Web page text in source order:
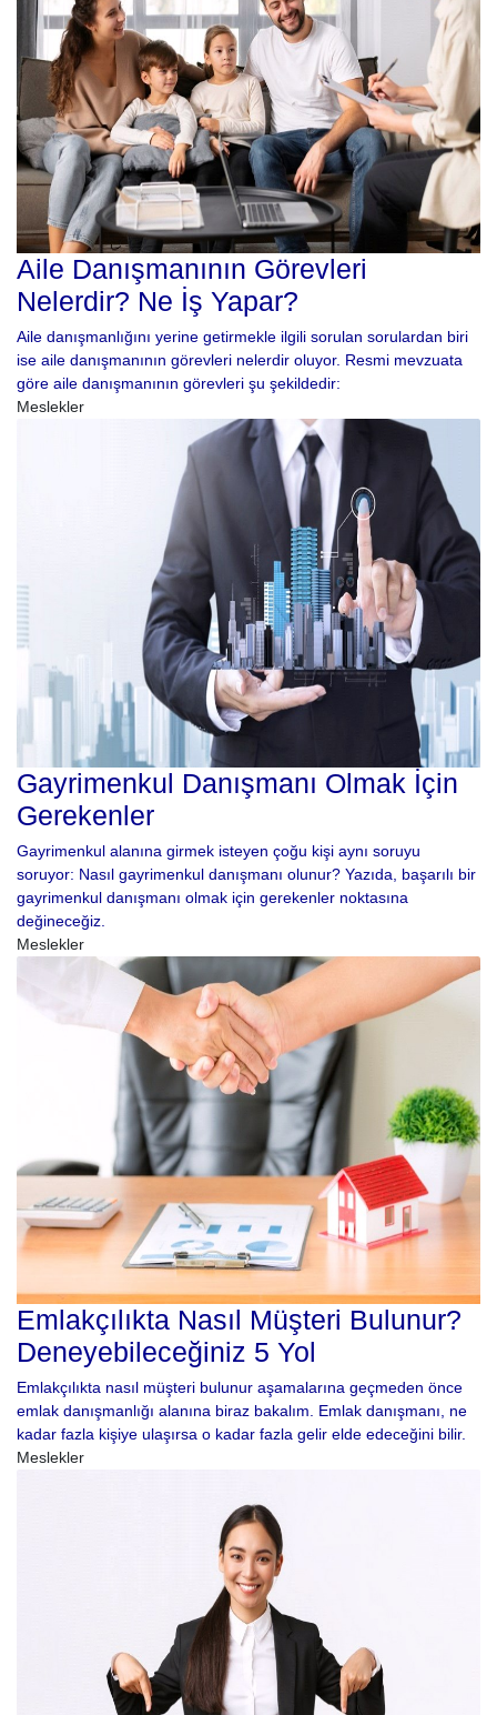
Aile Danışmanının Görevleri
Nelerdir? Ne İş Yapar?
Aile danışmanlığını yerine getirmekle ilgili sorulan sorulardan biri
ise aile danışmanının görevleri nelerdir oluyor. Resmi mevzuata
göre aile danışmanının görevleri şu şekildedir:
Meslekler
Gayrimenkul Danışmanı Olmak İçin
Gerekenler
Gayrimenkul alanına girmek isteyen çoğu kişi aynı soruyu
soruyor: Nasıl gayrimenkul danışmanı olunur? Yazıda, başarılı bir
gayrimenkul danışmanı olmak için gerekenler noktasına
değineceğiz.
Meslekler
Emlakçılıkta Nasıl Müşteri Bulunur?
Deneyebileceğiniz 5 Yol
Emlakçılıkta nasıl müşteri bulunur aşamalarına geçmeden önce
emlak danışmanlığı alanına biraz bakalım. Emlak danışmanı, ne
kadar fazla kişiye ulaşırsa o kadar fazla gelir elde edeceğini bilir.
Meslekler